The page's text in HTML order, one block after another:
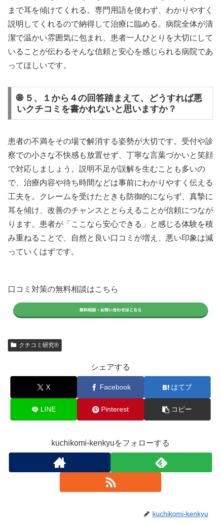
まで耳を傾けてくれる。専門用語を使わず、わかりやすく
説明してくれるので納得して治療に臨める。病院全体が清
潔で温かい雰囲気に包まれ、患者一人ひとりを大切にして
いることが伝わるそんな信頼と安心を感じられる病院であ
ってほしいです。
🌐 ５、１から４の回答踏まえて、どうすれば悪
いクチコミを書かれないと思いますか？
患者の不満をその場で解消する姿勢が大切です。受付や診
察での小さな不快感も放置せず、丁寧な言葉づかいと笑顔
で対応しましょう。説明不足が誤解を生むことも多いの
で、治療内容や待ち時間などは事前にわかりやすく伝える
工夫を。クレームを受けたときも防御的にならず、真摯に
耳を傾け、改善のチャンスととらえることが信頼につなが
ります。患者が「ここなら安心できる」と感じる体験を積
み重ねることで、自然と良い口コミが増え、悪い印象は減
っていくはずです。
口コミ対策の無料相談はこちら
クチコミ研究®
シェアする
X Facebook はてブ
LINE Pinterest コピー
kuchikomi-kenkyuをフォローする
kuchikomi-kenkyu